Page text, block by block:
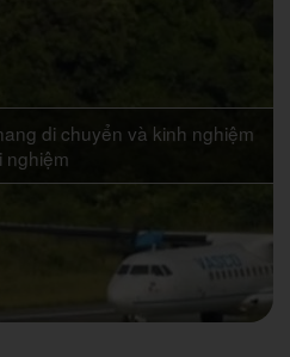
di chuyển và kinh nghiệm
nghiệm